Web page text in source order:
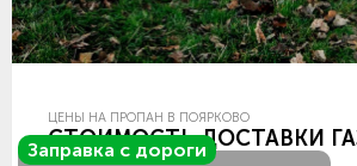
Заправка с дороги
ЦЕНЫ НА ПРОПАН В ПОЯРКОВО
СТОИМОСТЬ ДОСТАВКИ